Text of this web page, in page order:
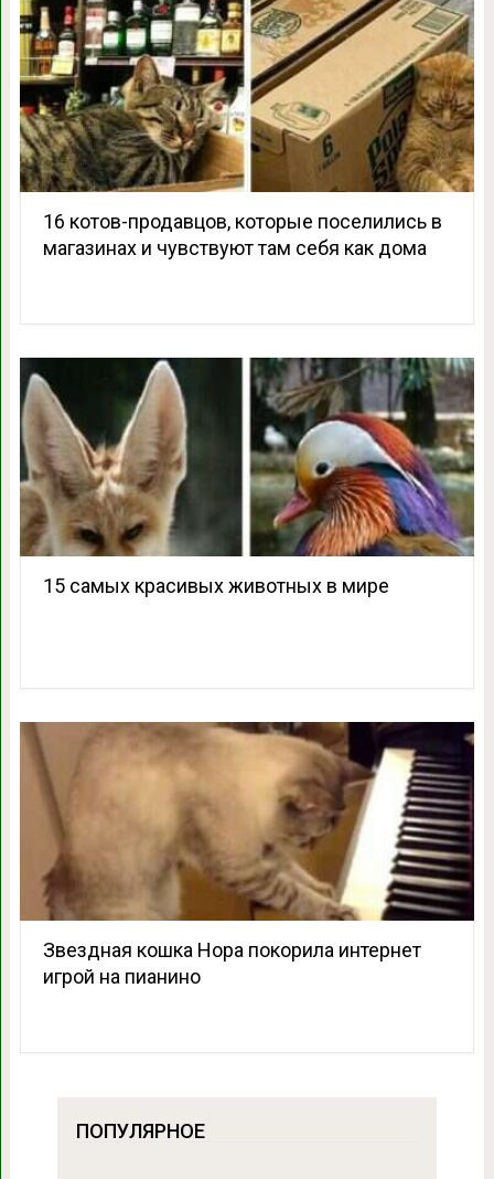
16 котов-продавцов, которые поселились в
магазинах и чувствуют там себя как дома
15 самых красивых животных в мире
Звездная кошка Нора покорила интернет
игрой на пианино
ПОПУЛЯРНОЕ